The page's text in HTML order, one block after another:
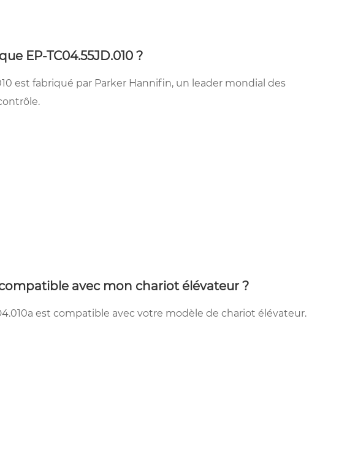
EP-TC04.55JD.010 ?
est fabriqué par Parker Hannifin, un leader mondial des
compatible avec mon chariot élévateur ?
est compatible avec votre modèle de chariot élévateur.